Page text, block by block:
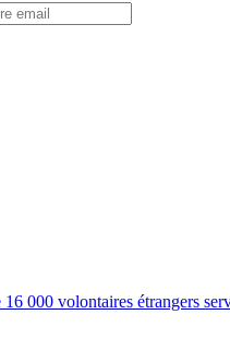
000 volontaires étrangers